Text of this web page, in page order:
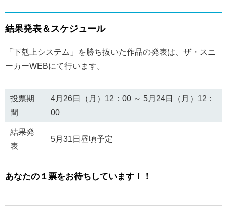
結果発表＆スケジュール
「下剋上システム」を勝ち抜いた作品の発表は、ザ・スニ
ーカーWEBにて行います。
投票期
間
4月26日（月）12：00 ～ 5月24日（月）12：
00
結果発
表
5月31日昼頃予定
あなたの１票をお待ちしています！！